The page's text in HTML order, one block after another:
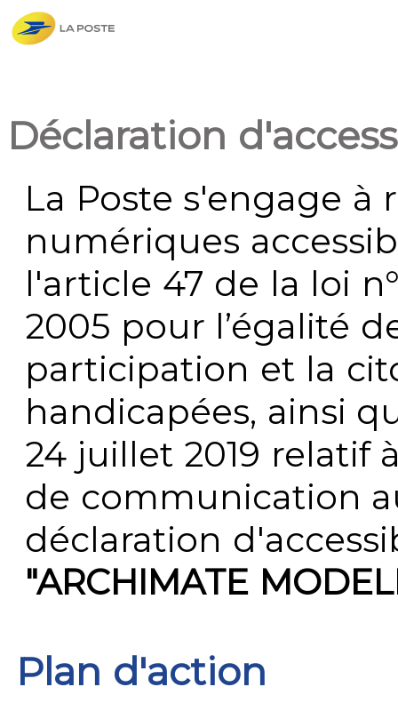
Déclaration
La Poste s'engage à
numériques
l'article 47 de la loi
2005 pour l’égalité
participation et la
handicapées, ainsi
24 juillet 2019 relatif
de communication
déclaration
"ARCHIMATE
Plan d'action